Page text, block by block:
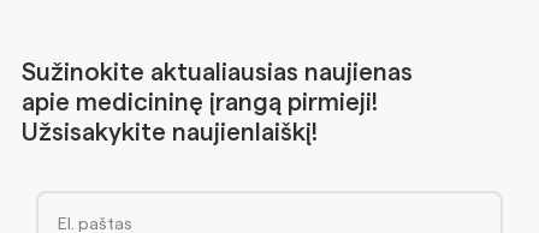
Sužinokite aktualiausias naujienas
apie medicininę įrangą pirmieji!
Užsisakykite naujienlaiškį!